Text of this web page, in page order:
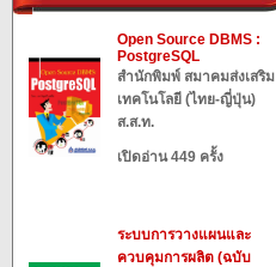
Open Source DBMS :
PostgreSQL
สำนักพิมพ์ สมาคมส่งเสริม
เทคโนโลยี (ไทย-ญี่ปุ่น)
ส.ส.ท.
เปิดอ่าน 449 ครั้ง
ระบบการวางแผนและ
ควบคุมการผลิต (ฉบับ